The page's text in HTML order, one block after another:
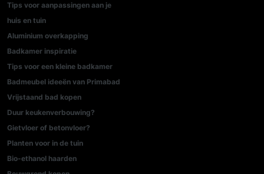
Tips voor aanpassingen aan je
huis en tuin
Aluminium overkapping
Badkamer inspiratie
Tips voor een kleine badkamer
Badmeubel ideeën van Primabad
Vrijstaand bad kopen
Duur keukenverbouwing?
Gietvloer of betonvloer?
Planten voor in de tuin
Bio-ethanol haarden